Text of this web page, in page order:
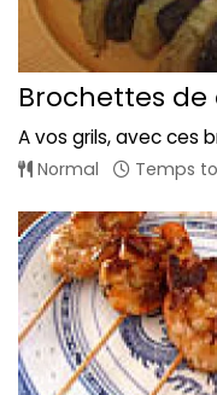
Brochettes
A vos grils, avec ces
Normal Temps